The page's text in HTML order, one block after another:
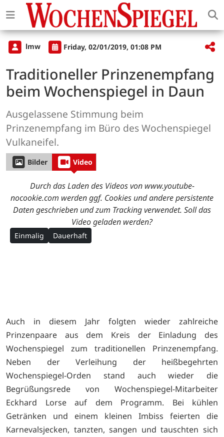
lmw Friday, 02/01/2019, 01:08 PM
Traditioneller Prinzenempfang
beim Wochenspiegel in Daun
Ausgelassene Stimmung beim
Prinzenempfang im Büro des Wochenspiegel
Vulkaneifel.
Bilder Video
Durch das Laden des Videos von www.youtube-
nocookie.com werden ggf. Cookies und andere persistente
Daten geschrieben und zum Tracking verwendet. Soll das
Video geladen werden?
Einmalig Dauerhaft
Auch in diesem Jahr folgten wieder zahlreiche
Prinzenpaare aus dem Kreis der Einladung des
Wochenspiegel zum traditionellen Prinzenempfang.
Neben der Verleihung der heißbegehrten
Wochenspiegel-Orden stand auch wieder die
Begrüßungsrede von Wochenspiegel-Mitarbeiter
Eckhard Lorse auf dem Programm. Bei kühlen
Getränken und einem kleinen Imbiss feierten die
Karnevalsjecken, tanzten, sangen und tauschten sich